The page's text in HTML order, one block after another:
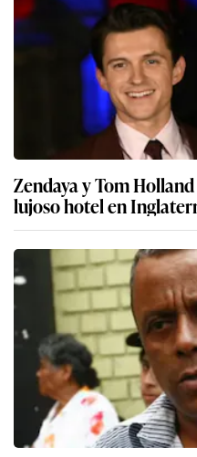
Zendaya y Tom
lujoso hotel en